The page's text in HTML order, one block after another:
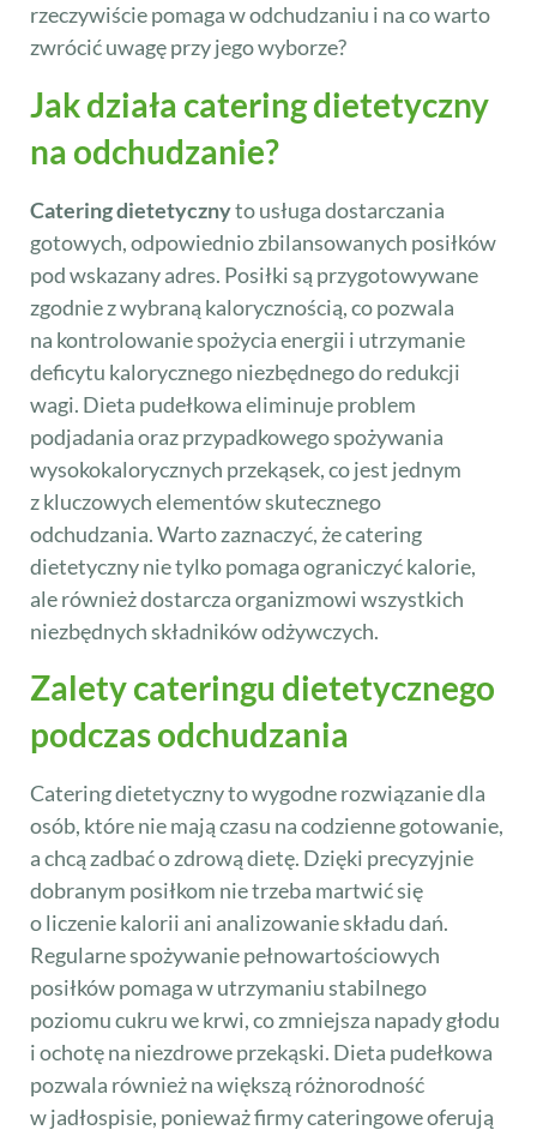
rzeczywiście pomaga w odchudzaniu i na co warto
zwrócić uwagę przy jego wyborze?
Jak działa catering dietetyczny
na odchudzanie?
Catering dietetycznyto usługa dostarczania
gotowych, odpowiednio zbilansowanych posiłków
pod wskazany adres. Posiłki są przygotowywane
zgodnie z wybraną kalorycznością, co pozwala
na kontrolowanie spożycia energii i utrzymanie
deficytu kalorycznego niezbędnego do redukcji
wagi. Dieta pudełkowa eliminuje problem
podjadania oraz przypadkowego spożywania
wysokokalorycznych przekąsek, co jest jednym
z kluczowych elementów skutecznego
odchudzania. Warto zaznaczyć, że catering
dietetyczny nie tylko pomaga ograniczyć kalorie,
ale również dostarcza organizmowi wszystkich
niezbędnych składników odżywczych.
Zalety cateringu dietetycznego
podczas odchudzania
Catering dietetyczny to wygodne rozwiązanie dla
osób, które nie mają czasu na codzienne gotowanie,
a chcą zadbać o zdrową dietę. Dzięki precyzyjnie
dobranym posiłkom nie trzeba martwić się
o liczenie kalorii ani analizowanie składu dań.
Regularne spożywanie pełnowartościowych
posiłków pomaga w utrzymaniu stabilnego
poziomu cukru we krwi, co zmniejsza napady głodu
i ochotę na niezdrowe przekąski. Dieta pudełkowa
pozwala również na większą różnorodność
w jadłospisie, ponieważ firmy cateringowe oferują